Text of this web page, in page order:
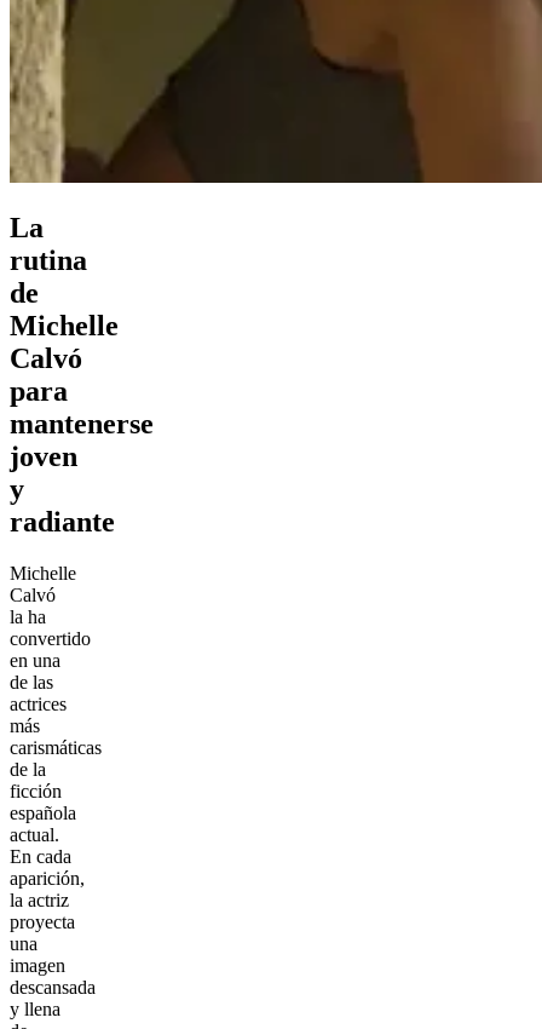
La
rutina
de
Michelle
Calvó
para
mantenerse
joven
y
radiante
Michelle
Calvó
la ha
convertido
en una
de las
actrices
más
carismáticas
de la
ficción
española
actual.
En cada
aparición,
la actriz
proyecta
una
imagen
descansada
y llena